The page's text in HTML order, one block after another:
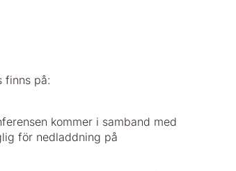
finns på:
kommer i samband med
för nedladdning på